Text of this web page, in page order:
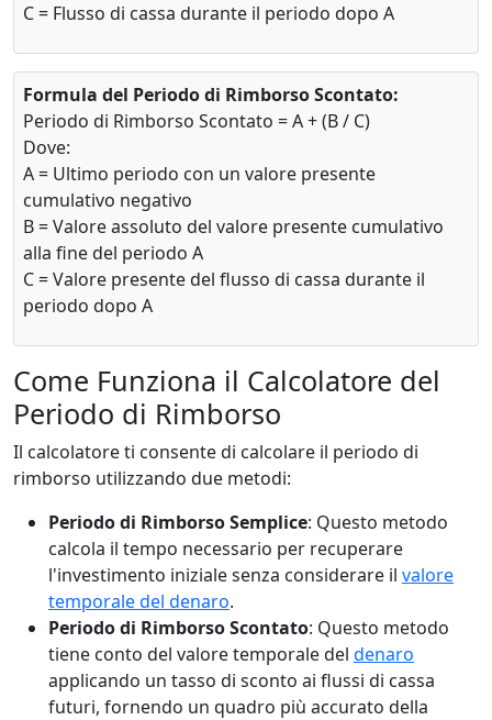
C = Flusso di cassa durante il periodo dopo A
Formula del Periodo di Rimborso Scontato:
Periodo di Rimborso Scontato = A + (B / C)
Dove:
A = Ultimo periodo con un valore presente
cumulativo negativo
B = Valore assoluto del valore presente cumulativo
alla fine del periodo A
C = Valore presente del flusso di cassa durante il
periodo dopo A
Come Funziona il Calcolatore del
Periodo di Rimborso
Il calcolatore ti consente di calcolare il periodo di
rimborso utilizzando due metodi:
Periodo di Rimborso Semplice: Questo metodo
calcola il tempo necessario per recuperare
l'investimento iniziale senza considerare il valore
temporale del denaro.
Periodo di Rimborso Scontato: Questo metodo
tiene conto del valore temporale del denaro
applicando un tasso di sconto ai flussi di cassa
futuri, fornendo un quadro più accurato della